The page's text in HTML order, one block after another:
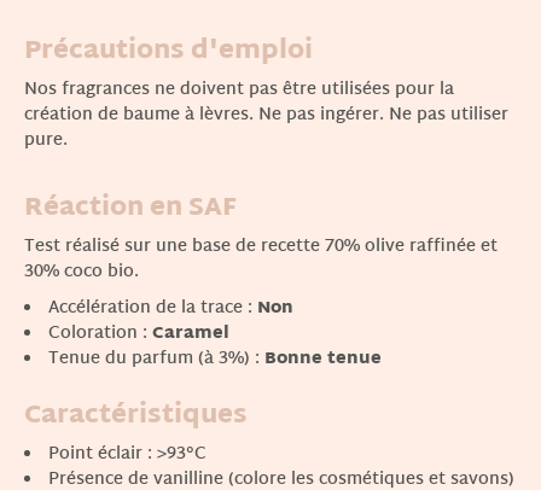
Précautions d'emploi
Nos fragrances ne doivent pas être utilisées pour la
création de baume à lèvres. Ne pas ingérer. Ne pas utiliser
pure.
Réaction en SAF
Test réalisé sur une base de recette 70% olive raffinée et
30% coco bio.
Accélération de la trace : Non
Coloration : Caramel
Tenue du parfum (à 3%) : Bonne tenue
Caractéristiques
Point éclair : >93°C
Présence de vanilline (colore les cosmétiques et savons)